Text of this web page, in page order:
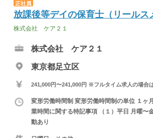
正社員
放課後等デイの保育士（リールス
株式会社 ケア２１
株式会社 ケア２１
東京都足立区
241,000円〜241,000円 ※フルタイム求人の場合
変形労働時間制 変形労働時間制の単位 １
業時間に関する特記事項 （１）平日 月曜
動あり